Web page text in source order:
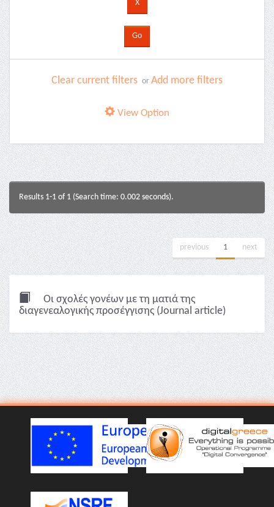
Clear current filters or Add more filters
View Option
Results 1-1 of 1 (Search time: 0.002 seconds).
previous 1 next
Οι σχολές γονέων με τη ματιά της
διαγενεαλογικής προσέγγισης (Journal article)